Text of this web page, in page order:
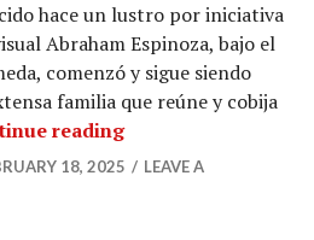
hace un lustro por iniciativa
Abraham Espinoza, bajo el
comenzó y sigue siendo
familia que reúne y cobija
readingMadre Andrómeda
18, 2025
LEAVE A